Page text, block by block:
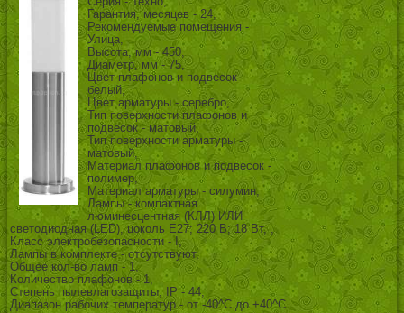
Гарантия, месяцев - 24,
Рекомендуемые помещения -
Улица,
Высота, мм - 450,
Диаметр, мм - 75,
Цвет плафонов и подвесок -
белый,
Цвет арматуры - серебро,
Тип поверхности плафонов и
подвесок - матовый,
Тип поверхности арматуры -
матовый,
Материал плафонов и подвесок -
полимер,
Материал арматуры - силумин,
Лампы - компактная
люминесцентная (КЛЛ) ИЛИ
светодиодная (LED), цоколь E27; 220 В; 18 Вт, ,
Класс электробезопасности - I,
Лампы в комплекте - отсутствуют,
Общее кол-во ламп - 1,
Количество плафонов - 1,
Степень пылевлагозащиты, IP - 44,
Диапазон рабочих температур - от -40^C до +40^C